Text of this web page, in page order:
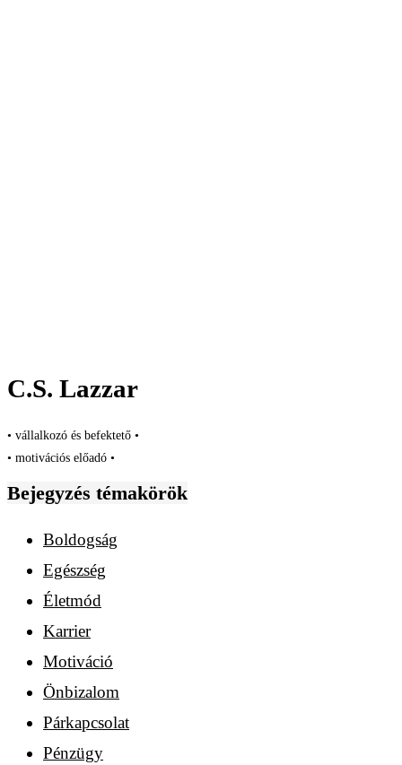
C.S. Lazzar
• vállalkozó és befektető •
• motivációs előadó •
Bejegyzés témakörök
Boldogság
Egészség
Életmód
Karrier
Motiváció
Önbizalom
Párkapcsolat
Pénzügy